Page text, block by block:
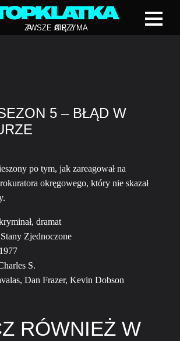
ZAWSZE CIĘ Z
ATRZYMA
5 – BŁĄD W
po tym, jak zareagował na
okręgowego, który nie skazał
dramat
Stany Zjednoczone
1977
S.
Dan Frazer, Kevin Dobson
RÓWNIEŻ W